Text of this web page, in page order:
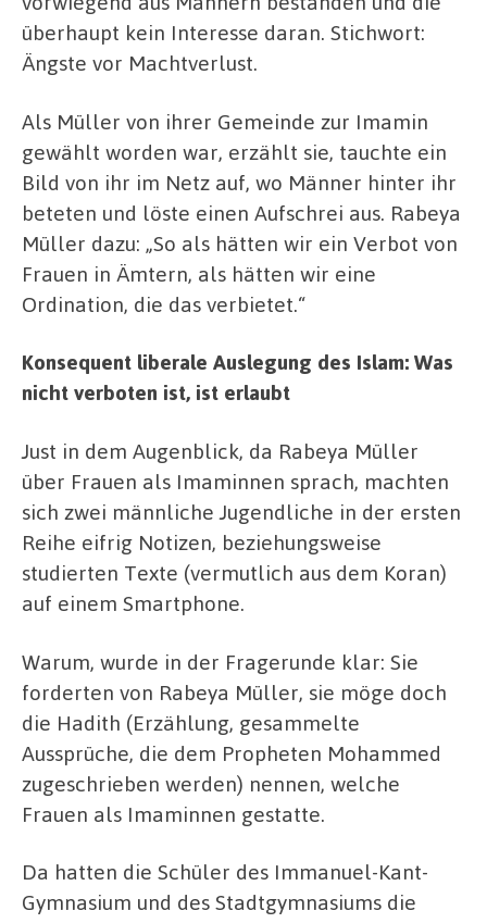
überhaupt kein Interesse daran. Stichwort:
Ängste vor Machtverlust.
Als Müller von ihrer Gemeinde zur Imamin
gewählt worden war, erzählt sie, tauchte ein
Bild von ihr im Netz auf, wo Männer hinter ihr
beteten und löste einen Aufschrei aus. Rabeya
Müller dazu: „So als hätten wir ein Verbot von
Frauen in Ämtern, als hätten wir eine
Ordination, die das verbietet.“
Konsequent liberale Auslegung des Islam: Was
nicht verboten ist, ist erlaubt
Just in dem Augenblick, da Rabeya Müller
über Frauen als Imaminnen sprach, machten
sich zwei männliche Jugendliche in der ersten
Reihe eifrig Notizen, beziehungsweise
studierten Texte (vermutlich aus dem Koran)
auf einem Smartphone.
Warum, wurde in der Fragerunde klar: Sie
forderten von Rabeya Müller, sie möge doch
die Hadith (Erzählung, gesammelte
Aussprüche, die dem Propheten Mohammed
zugeschrieben werden) nennen, welche
Frauen als Imaminnen gestatte.
Da hatten die Schüler des Immanuel-Kant-
Gymnasium und des Stadtgymnasiums die